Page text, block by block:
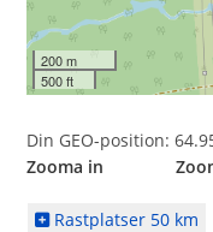
200 m
500 ft
Din GEO-position:
Zooma in
Rastplatser 50 km